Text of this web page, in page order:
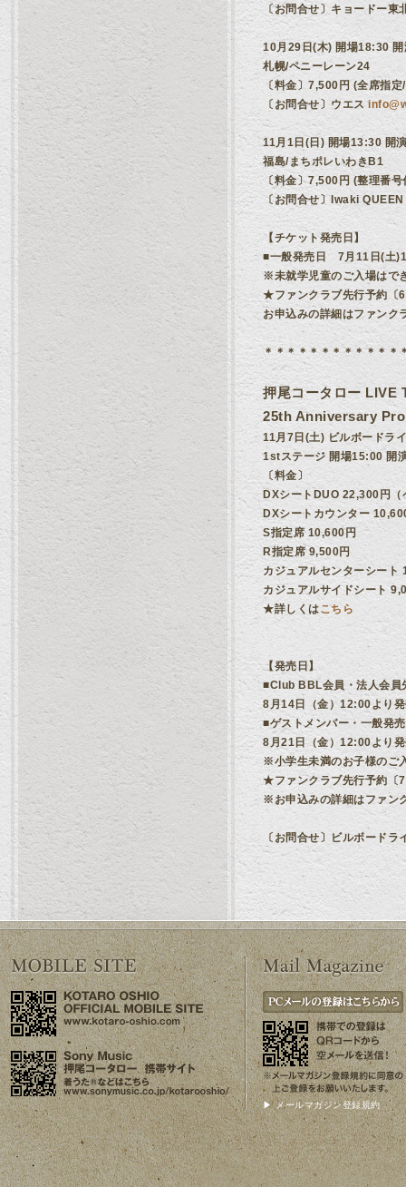
〔お問合せ〕キョードー
10月29日(木) 開場18:30
札幌/ペニーレーン24
〔料金〕7,500円 (全席指
〔お問合せ〕ウエス
11月1日(日) 開場13:30 開
福島/まちポレいわきB1
〔料金〕7,500円 (整理番
〔お問合せ〕Iwaki
【チケット発売日】
■一般発売日 7月11日(土
※未就学児童のご入場はで
★ファンクラブ先行予約〔
お申込みの詳細はファン
＊＊＊＊＊＊＊＊＊＊＊＊
押尾コータロー
25th Anniversary
11月7日(土) ビルボードラ
1stステージ 開場15:00 開
〔料金〕
DXシートDUO 22,300円（
DXシートカウンター
S指定席 10,600円
R指定席 9,500円
カジュアルセンターシート
カジュアルサイドシート
★詳しくはこちら
【発売日】
■Club BBL会員・法人会員
8月14日（金）12:00より
■ゲストメンバー・一般発
8月21日（金）12:00より
※小学生未満のお子様のご
★ファンクラブ先行予約〔
※お申込みの詳細はファン
〔お問合せ〕ビルボード
▶ メールマガジン登録規約